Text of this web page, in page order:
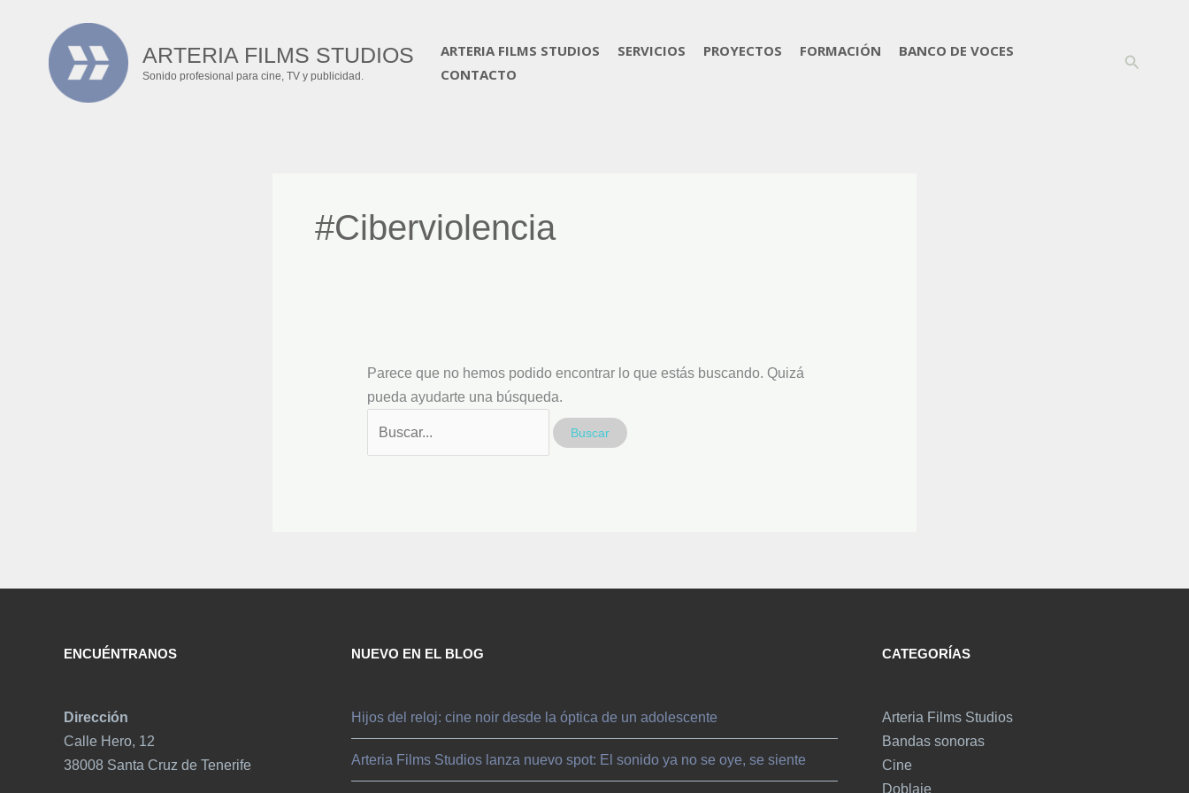
contenido
ARTERIA FILMS STUDIOS
Sonido profesional para cine, TV y publicidad.
ARTERIA FILMS STUDIOS SERVICIOS PROYECTOS FORMACIÓN
BANCO DE VOCES
CONTACTO
Buscar
#Ciberviolencia
Parece que no hemos podido encontrar lo que estás buscando. Quizá
pueda ayudarte una búsqueda.
ENCUÉNTRANOS
Dirección
Calle Hero, 12
38008 Santa Cruz de Tenerife
NUEVO EN EL BLOG
Hijos del reloj: cine noir desde la óptica de un adolescente
Arteria Films Studios lanza nuevo spot: El sonido ya no se oye, se siente
CATEGORÍAS
Arteria Films Studios
Bandas sonoras
Cine
Doblaje